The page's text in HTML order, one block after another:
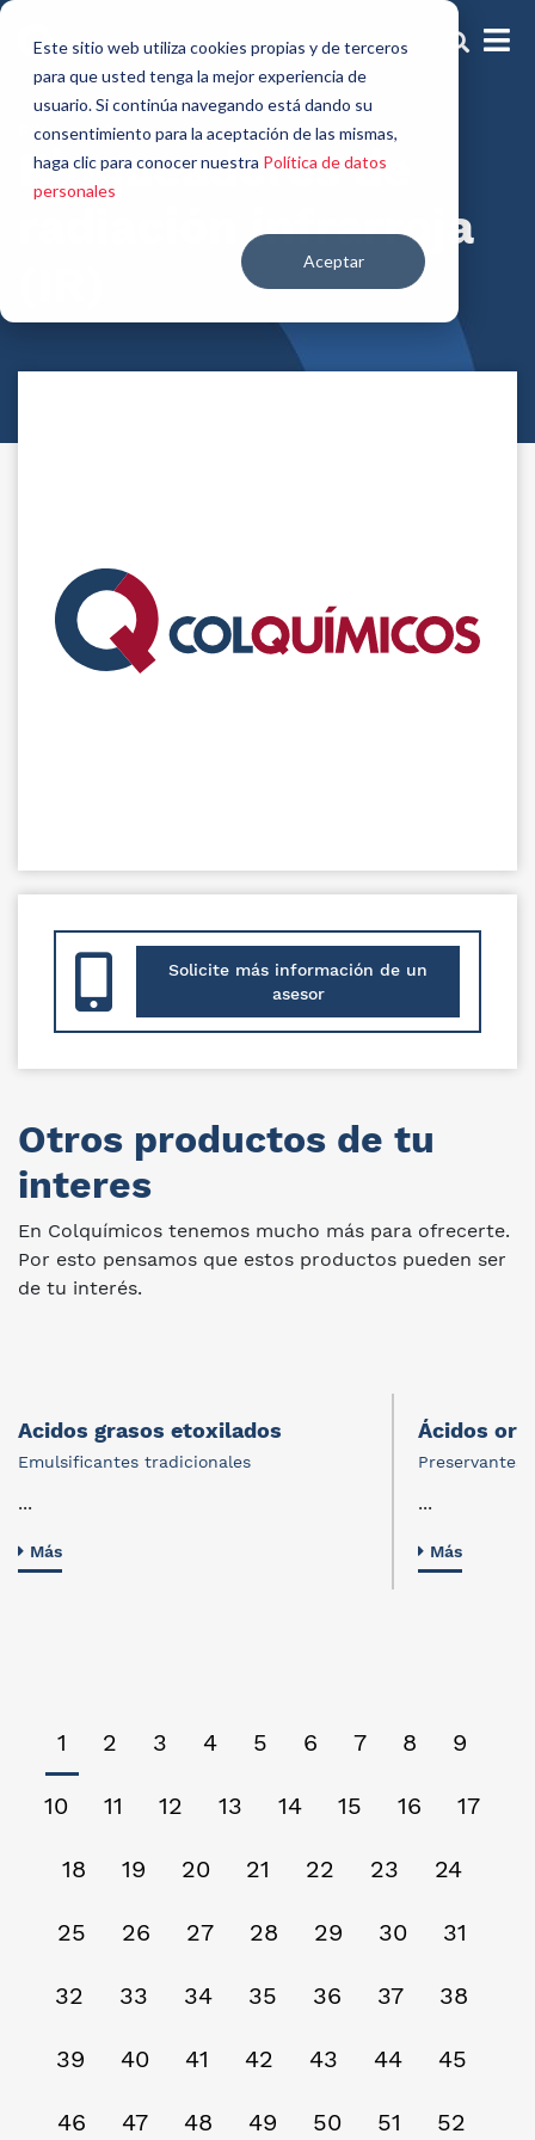
Este sitio web utiliza cookies propias y de terceros
para que usted tenga la mejor experiencia de
usuario. Si continúa navegando está dando su
consentimiento para la aceptación de las mismas,
haga clic para conocer nuestra Política de datos
personales
Aceptar
Filtros solares
Bloqueadores de
radiación infrarroja
Solicite más información de un
asesor
Otros productos de tu
interes
En Colquímicos tenemos mucho más para ofrecerte.
Por esto pensamos que estos productos pueden ser
de tu interés.
Acidos grasos etoxilados
Emulsificantes tradicionales
...
Más
Ácidos
Preservantes
...
Más
1 2 3 4 5 6 7 8 9
10 11 12 13 14 15 16 17
18 19 20 21 22 23 24
25 26 27 28 29 30 31
32 33 34 35 36 37 38
39 40 41 42 43 44 45
46 47 48 49 50 51 52